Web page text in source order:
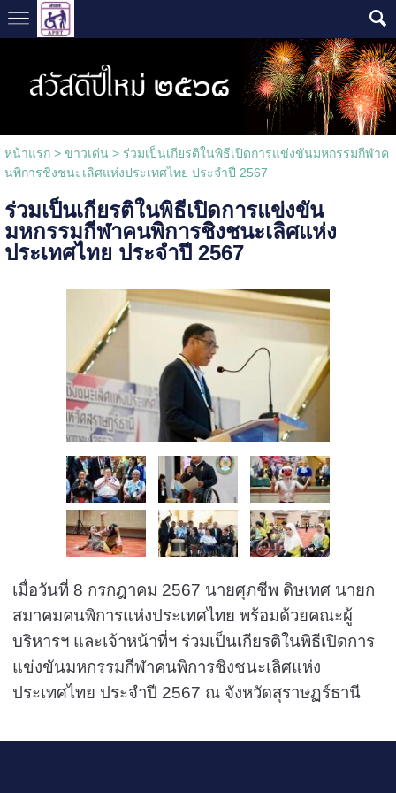
หน้าแรก> ข่าวเด่น > ร่วมเป็นเกียรติในพิธีเปิดการแข่งขันมหกรรมกีฬาค
นพิการชิงชนะเลิศแห่งประเทศไทย ประจำปี 2567
ร่วมเป็นเกียรติในพิธีเปิดการแข่งขัน
มหกรรมกีฬาคนพิการชิงชนะเลิศแห่ง
ประเทศไทย ประจำปี 2567
เมื่อวันที่ 8 กรกฎาคม 2567 นายศุภชีพ ดิษเทศ นายก
สมาคมคนพิการแห่งประเทศไทย พร้อมด้วยคณะผู้
บริหารฯ และเจ้าหน้าที่ฯ ร่วมเป็นเกียรติในพิธีเปิดการ
แข่งขันมหกรรมกีฬาคนพิการชิงชนะเลิศแห่ง
ประเทศไทย ประจำปี 2567 ณ จังหวัดสุราษฏร์ธานี